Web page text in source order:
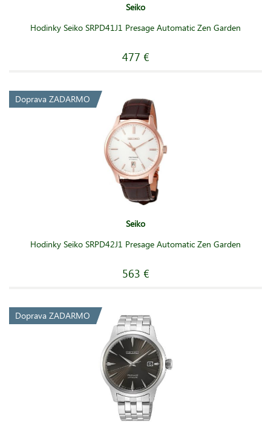
Seiko
Hodinky Seiko SRPD41J1 Presage Automatic Zen Garden
477 €
Doprava ZADARMO
Seiko
Hodinky Seiko SRPD42J1 Presage Automatic Zen Garden
563 €
Doprava ZADARMO